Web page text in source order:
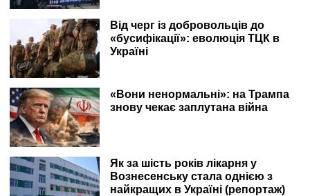
Від черг із добровольців до
«бусифікації»: еволюція ТЦК в
Україні
«Вони ненормальні»: на Трампа
знову чекає заплутана війна
Як за шість років лікарня у
Вознесенську стала однією з
найкращих в Україні (репортаж)